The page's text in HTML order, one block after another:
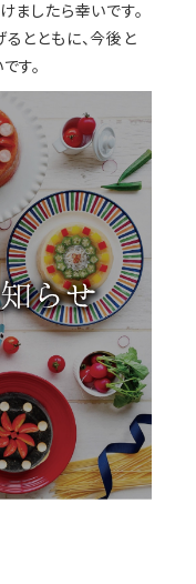
ましたら幸いです。
とともに、今後と
す。